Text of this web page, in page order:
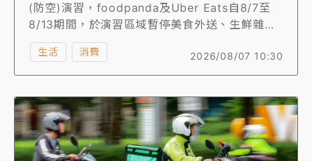
(防空)演習，foodpanda及Uber Eats自8/7至
8/13期間，於演習區域暫停美食外送、生鮮雜
貨、外帶自取及該時段的預訂服務，並提前 30
分鐘關閉平台。外送平台異動一次看。2026/08/07 10:30
生活 消費